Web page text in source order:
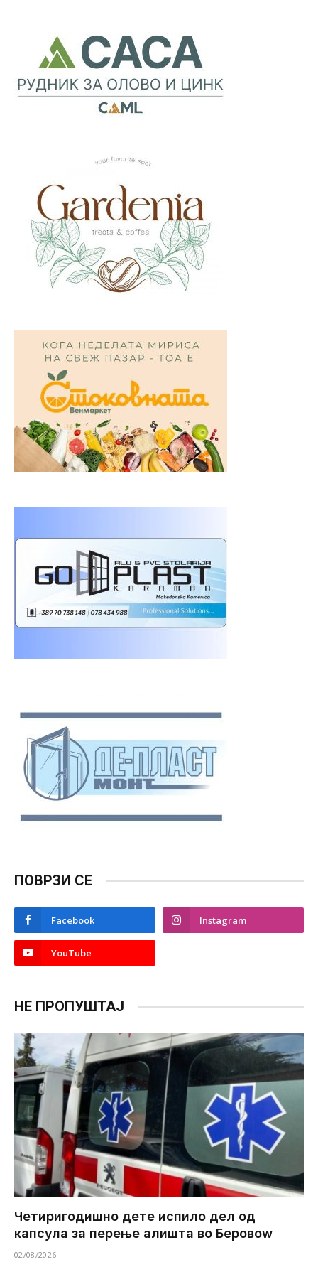
ПОВРЗИ СЕ
Facebook Instagram
YouTube
НЕ ПРОПУШТАЈ
Четиригодишно дете испило дел од
капсула за перење алишта во Беровоw
02/08/2026